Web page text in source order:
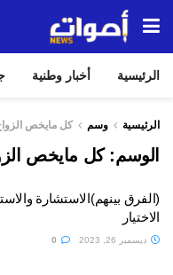
الرئيسية أخبار وطنية
الرئيسية وسم كل مايخص
الوسم:كل مايخص
(الفرق بينهم)الاستشارة
الاختيار
ديسمبر 26, 2023